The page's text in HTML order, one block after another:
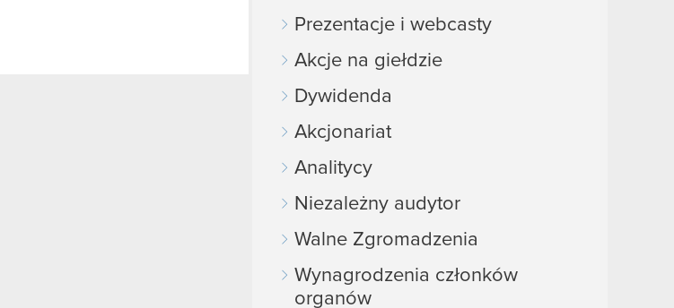
Prezentacje i webcasty
Akcje na giełdzie
Dywidenda
Akcjonariat
Analitycy
Niezależny audytor
Walne Zgromadzenia
Wynagrodzenia członków
organów